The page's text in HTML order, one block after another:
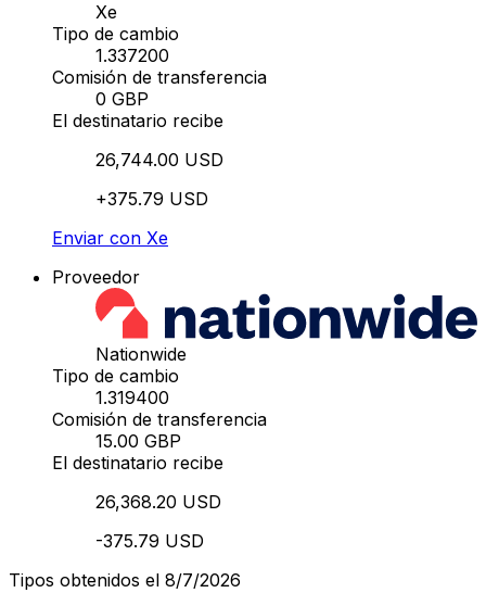
Xe
Tipo de cambio
1.337200
Comisión de transferencia
0 GBP
El destinatario recibe
26,744.00 USD
+375.79 USD
Enviar con Xe
Proveedor
Nationwide
Tipo de cambio
1.319400
Comisión de transferencia
15.00 GBP
El destinatario recibe
26,368.20 USD
-375.79 USD
Tipos obtenidos el 8/7/2026